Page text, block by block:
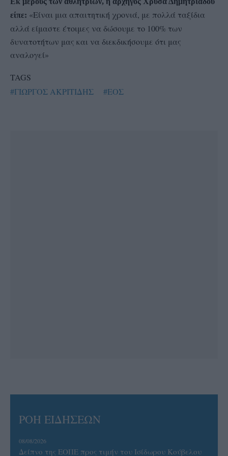
είπε: «Είναι μια απαιτητική χρονιά, με πολλά ταξίδια
αλλά είμαστε έτοιμες να δώσουμε το 100% των
δυνατοτήτων μας και να διεκδικήσουμε ότι μας
αναλογεί»
TAGS
#ΓΙΩΡΓΟΣ ΑΚΡΙΤΙΔΗΣ
#ΕΟΣ
ΡΟΗ ΕΙΔΗΣΕΩΝ
08/08/2026
Δείπνο της ΕΟΠΕ προς τιμήν του Ισίδωρου Κούβελου